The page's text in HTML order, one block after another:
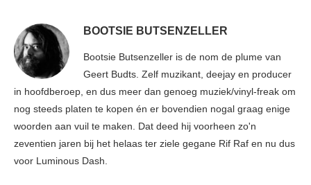
BOOTSIE BUTSENZELLER
Bootsie Butsenzeller is de nom de plume van
Geert Budts. Zelf muzikant, deejay en producer
in hoofdberoep, en dus meer dan genoeg muziek/vinyl-freak om
nog steeds platen te kopen én er bovendien nogal graag enige
woorden aan vuil te maken. Dat deed hij voorheen zo'n
zeventien jaren bij het helaas ter ziele gegane Rif Raf en nu dus
voor Luminous Dash.